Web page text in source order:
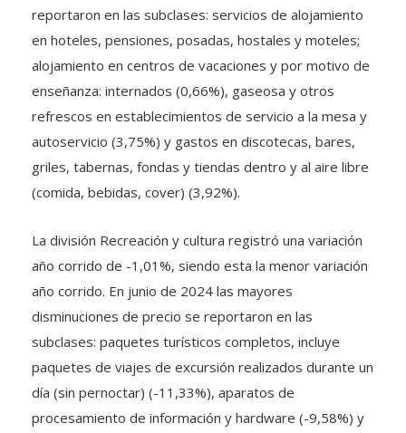
reportaron en las subclases: servicios de alojamiento
en hoteles, pensiones, posadas, hostales y moteles;
alojamiento en centros de vacaciones y por motivo de
enseñanza: internados (0,66%), gaseosa y otros
refrescos en establecimientos de servicio a la mesa y
autoservicio (3,75%) y gastos en discotecas, bares,
griles, tabernas, fondas y tiendas dentro y al aire libre
(comida, bebidas, cover) (3,92%).
La división Recreación y cultura registró una variación
año corrido de -1,01%, siendo esta la menor variación
año corrido. En junio de 2024 las mayores
disminuciones de precio se reportaron en las
subclases: paquetes turísticos completos, incluye
paquetes de viajes de excursión realizados durante un
día (sin pernoctar) (-11,33%), aparatos de
procesamiento de información y hardware (-9,58%) y